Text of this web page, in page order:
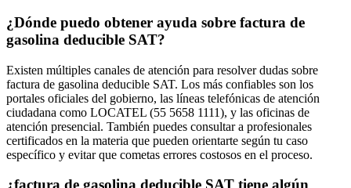
¿Dónde puedo obtener ayuda sobre factura de
gasolina deducible SAT?
Existen múltiples canales de atención para resolver dudas sobre
factura de gasolina deducible SAT. Los más confiables son los
portales oficiales del gobierno, las líneas telefónicas de atención
ciudadana como LOCATEL (55 5658 1111), y las oficinas de
atención presencial. También puedes consultar a profesionales
certificados en la materia que pueden orientarte según tu caso
específico y evitar que cometas errores costosos en el proceso.
¿factura de gasolina deducible SAT tiene algún